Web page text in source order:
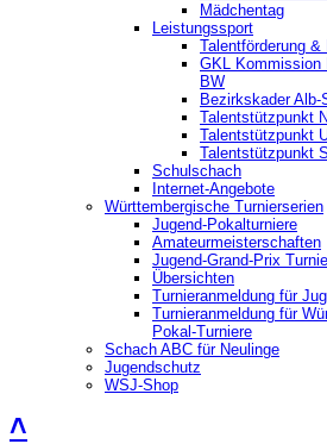
Mädchentag
Leistungssport
Talentförderung &
GKL Kommission
BW
Bezirkskader Alb-
Talentstützpunkt
Talentstützpunkt
Talentstützpunkt
Schulschach
Internet-Angebote
Württembergische Turnierserien
Jugend-Pokalturniere
Amateurmeisterschaften
Jugend-Grand-Prix
Übersichten
Turnieranmeldung für
Turnieranmeldung für
Pokal-Turniere
Schach ABC für Neulinge
Jugendschutz
WSJ-Shop
˄